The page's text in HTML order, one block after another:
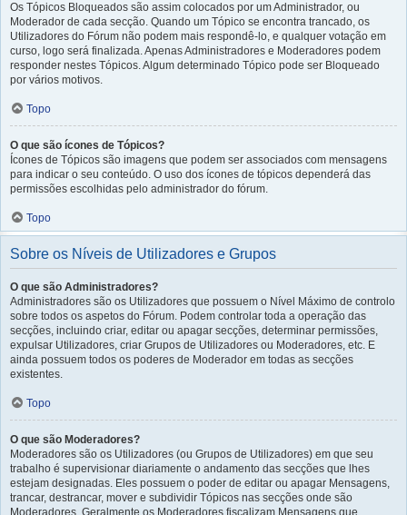
Os Tópicos Bloqueados são assim colocados por um Administrador, ou
Moderador de cada secção. Quando um Tópico se encontra trancado, os
Utilizadores do Fórum não podem mais respondê-lo, e qualquer votação em
curso, logo será finalizada. Apenas Administradores e Moderadores podem
responder nestes Tópicos. Algum determinado Tópico pode ser Bloqueado
por vários motivos.
Topo
O que são ícones de Tópicos?
Ícones de Tópicos são imagens que podem ser associados com mensagens
para indicar o seu conteúdo. O uso dos ícones de tópicos dependerá das
permissões escolhidas pelo administrador do fórum.
Topo
Sobre os Níveis de Utilizadores e Grupos
O que são Administradores?
Administradores são os Utilizadores que possuem o Nível Máximo de controlo
sobre todos os aspetos do Fórum. Podem controlar toda a operação das
secções, incluindo criar, editar ou apagar secções, determinar permissões,
expulsar Utilizadores, criar Grupos de Utilizadores ou Moderadores, etc. E
ainda possuem todos os poderes de Moderador em todas as secções
existentes.
Topo
O que são Moderadores?
Moderadores são os Utilizadores (ou Grupos de Utilizadores) em que seu
trabalho é supervisionar diariamente o andamento das secções que lhes
estejam designadas. Eles possuem o poder de editar ou apagar Mensagens,
trancar, destrancar, mover e subdividir Tópicos nas secções onde são
Moderadores. Geralmente os Moderadores fiscalizam Mensagens que